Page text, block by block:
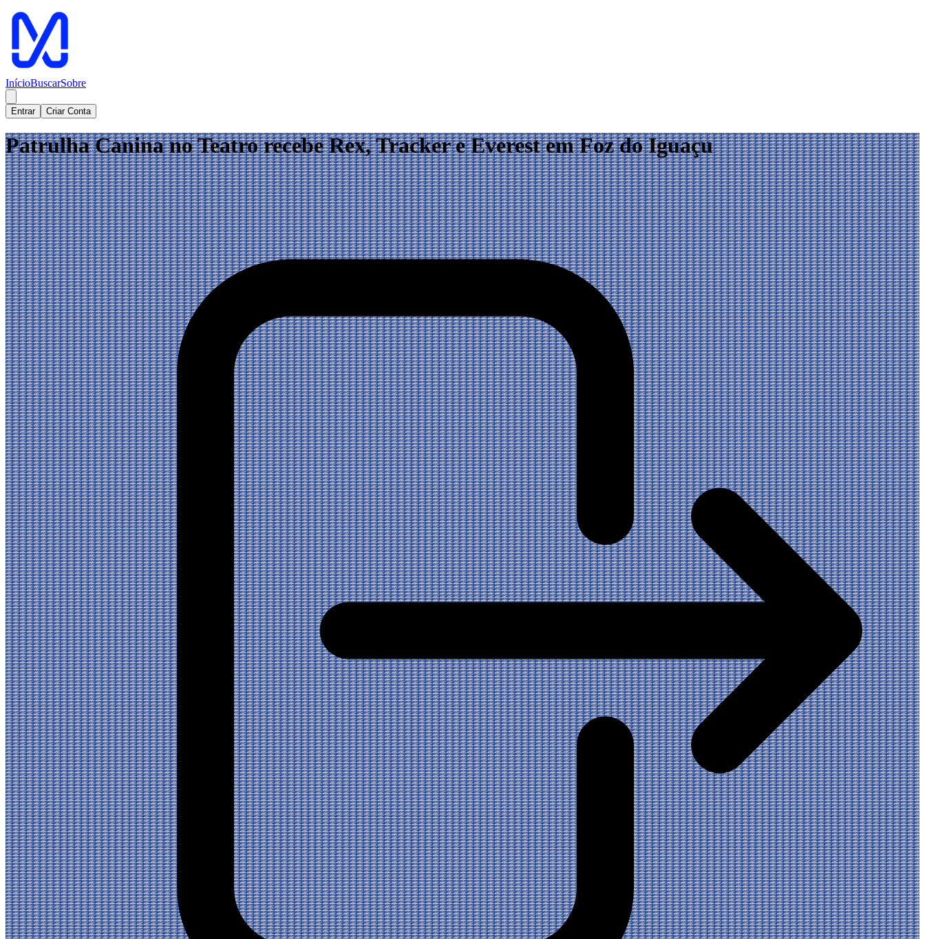
InícioBuscarSobre
Entrar Criar Conta
Patrulha Canina no Teatro recebe Rex, Tracker e Everest em Foz do Iguaçu